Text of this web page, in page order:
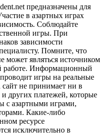
предназначены для
в азартных играх
Соблюдайте
игры. При
зависимости
Помните, что
может являться источником
работе. Информационный
игры на реальные
не принимает ни в
других платежей, которые
с азартными играми,
Какие-либо
ресурсе
исключительно в